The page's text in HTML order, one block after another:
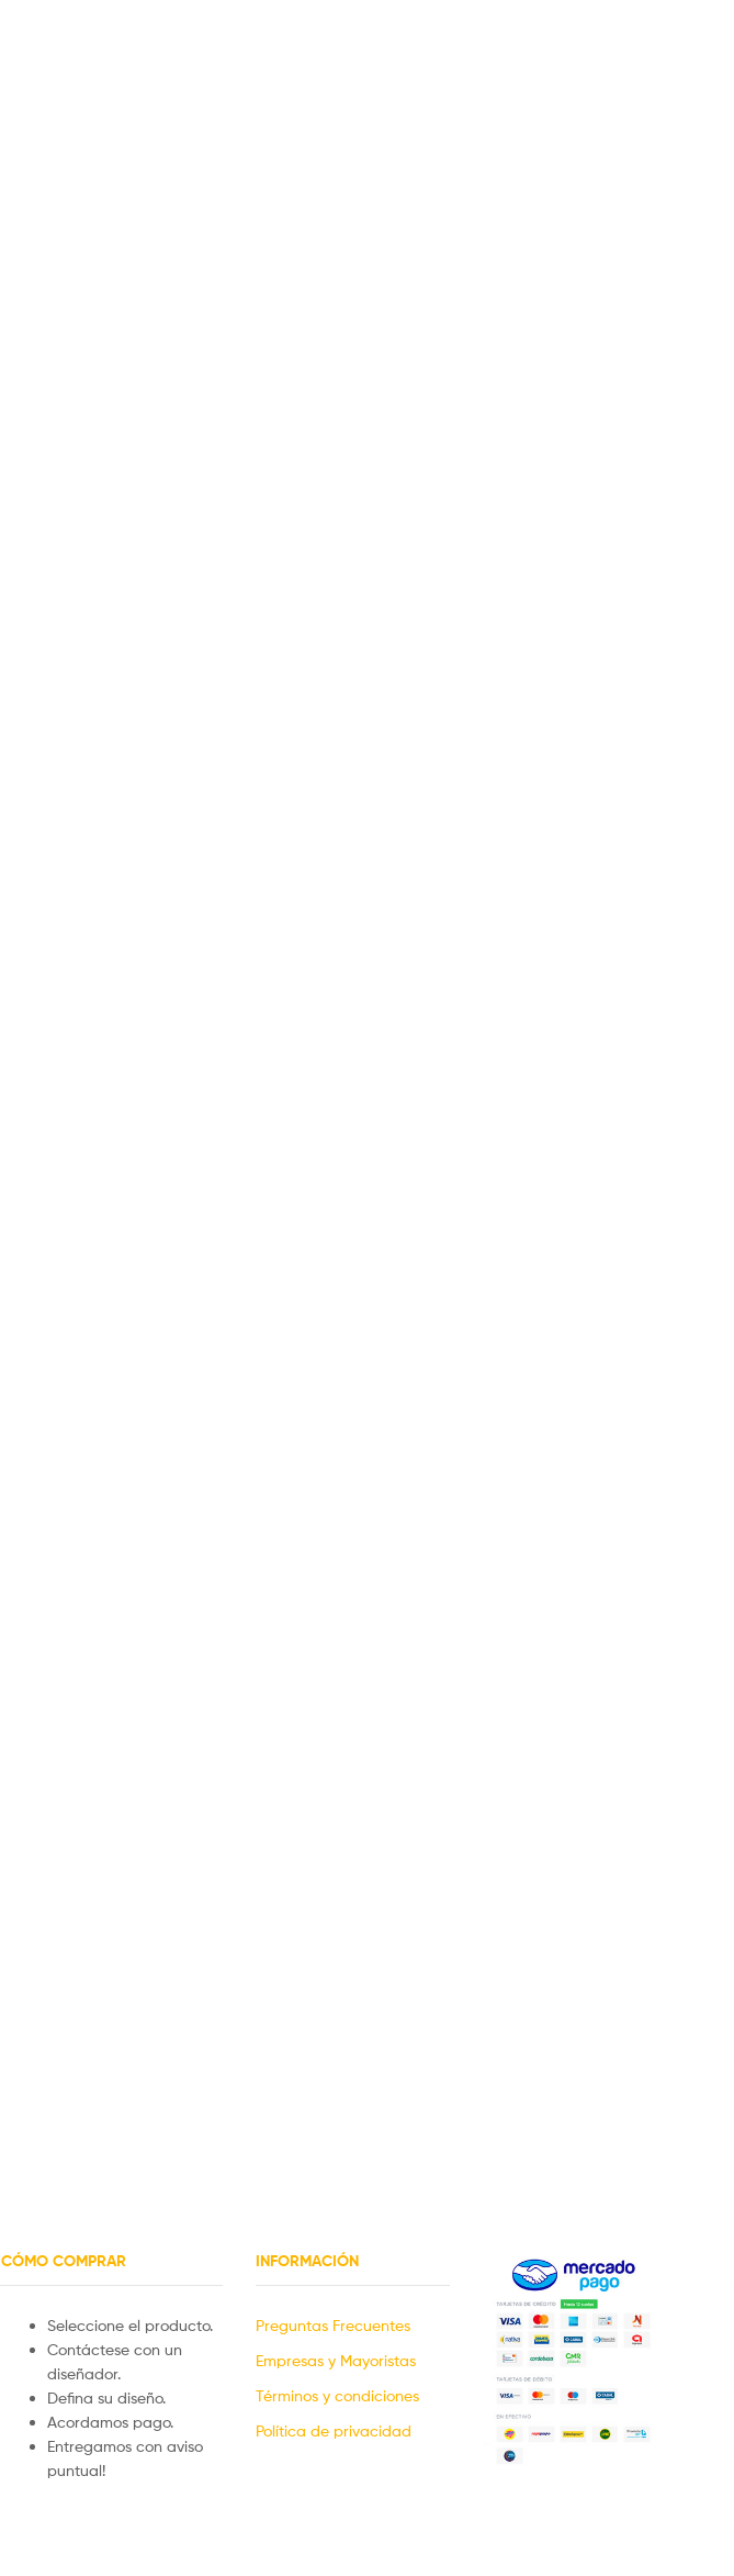
CÓMO COMPRAR
Seleccione el producto.
Contáctese con un
diseñador.
Defina su diseño.
Acordamos pago.
Entregamos con aviso
puntual!
INFORMACIÓN
Preguntas Frecuentes
Empresas y Mayoristas
Términos y condiciones
Política de privacidad